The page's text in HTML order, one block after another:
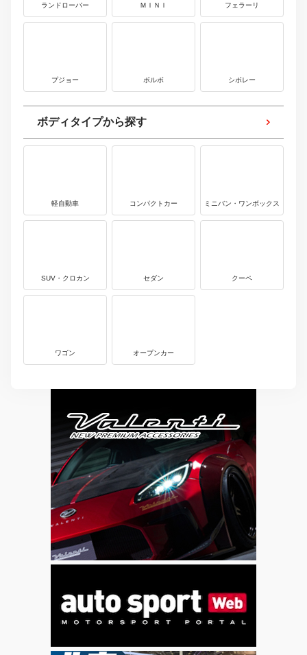
ランドローバー ＭＩＮＩ フェラーリ
プジョー ボルボ シボレー
ボディタイプから探す
軽自動車 コンパクトカー ミニバン・ワンボックス
SUV・クロカン セダン クーペ
ワゴン オープンカー